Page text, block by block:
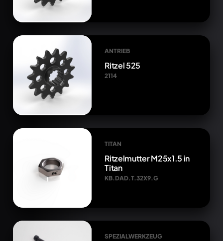
ANTRIEB
Ritzel 525
2114
TITAN
Ritzelmutter M25x1.5 in
Titan
KB.DAD.T.32X9.G
SPEZIALWERKZEUG